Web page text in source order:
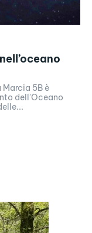
5B è
dell'Oceano